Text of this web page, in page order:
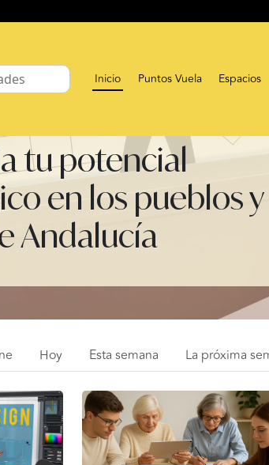
Inicio Puntos Vuela Espacios
tu potencial
en los pueblos y
Andalucía
Hoy Esta semana La próxima